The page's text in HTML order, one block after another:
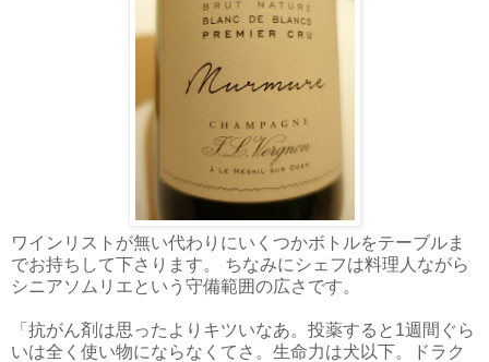
ワインリストが無い代わりにいくつかボトルをテーブルま
でお持ちして下さります。 ちなみにシェフは料理人ながら
シニアソムリエという守備範囲の広さです。
「抗がん剤は思ったよりキツいなあ。投薬すると1週間ぐら
いは全く使い物にならなくてさ。生命力は犬以下。ドラク